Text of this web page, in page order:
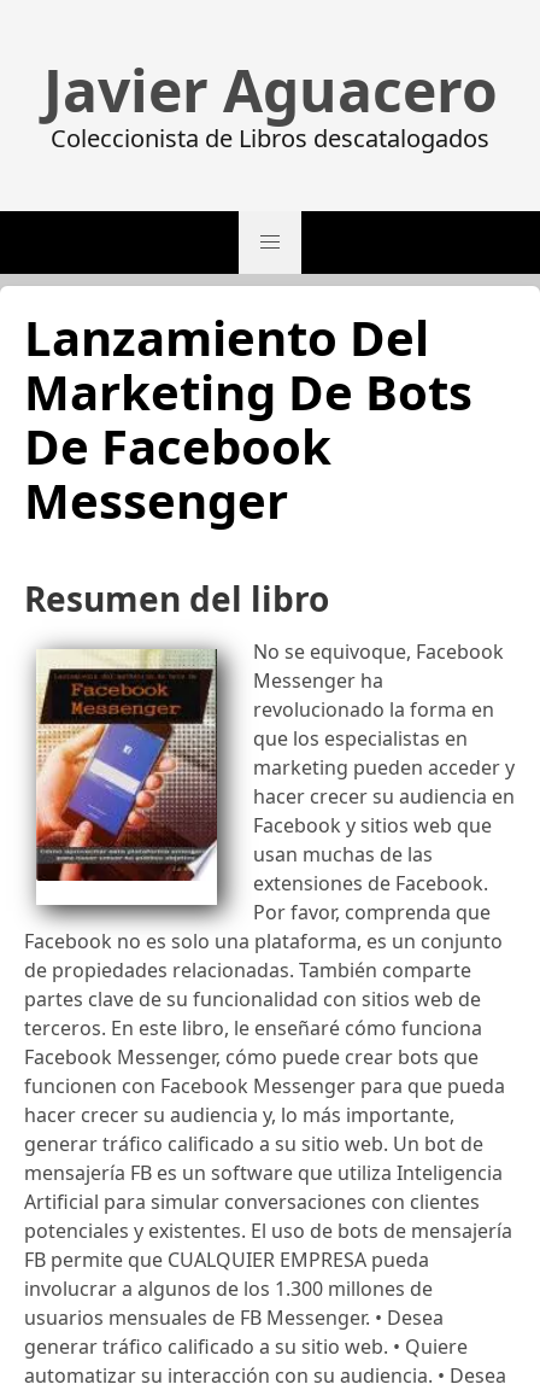
Javier Aguacero
Coleccionista de Libros descatalogados
Lanzamiento Del
Marketing De Bots
De Facebook
Messenger
Resumen del libro
No se equivoque, Facebook
Messenger ha
revolucionado la forma en
que los especialistas en
marketing pueden acceder y
hacer crecer su audiencia en
Facebook y sitios web que
usan muchas de las
extensiones de Facebook.
Por favor, comprenda que
Facebook no es solo una plataforma, es un conjunto
de propiedades relacionadas. También comparte
partes clave de su funcionalidad con sitios web de
terceros. En este libro, le enseñaré cómo funciona
Facebook Messenger, cómo puede crear bots que
funcionen con Facebook Messenger para que pueda
hacer crecer su audiencia y, lo más importante,
generar tráfico calificado a su sitio web. Un bot de
mensajería FB es un software que utiliza Inteligencia
Artificial para simular conversaciones con clientes
potenciales y existentes. El uso de bots de mensajería
FB permite que CUALQUIER EMPRESA pueda
involucrar a algunos de los 1.300 millones de
usuarios mensuales de FB Messenger. • Desea
generar tráfico calificado a su sitio web. • Quiere
automatizar su interacción con su audiencia. • Desea